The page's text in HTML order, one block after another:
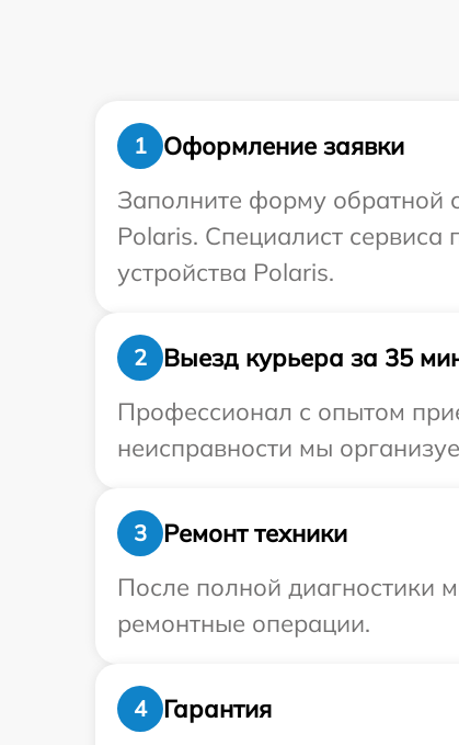
1
Оформление заявки
Заполните форму обратной
Polaris. Специалист
устройства Polaris.
2
Выезд курьера за 35
Профессионал с опытом
неисправности мы
3
Ремонт техники
После полной диагностики
ремонтные операции.
4
Гарантия